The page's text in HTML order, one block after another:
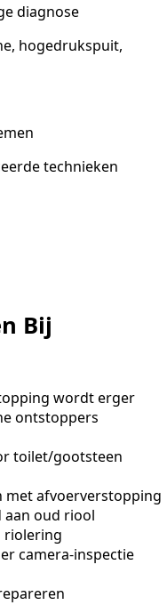
diagnose
hogedrukspuit,
technieken
Bij
wordt erger
ontstoppers
toilet/gootsteen
met afvoerverstopping
aan oud riool
riolering
camera-inspectie